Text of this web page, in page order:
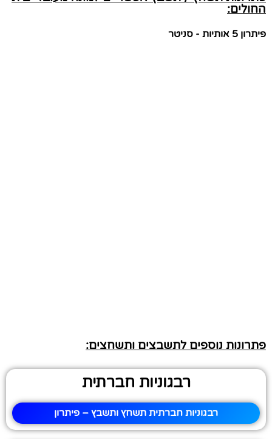
החולים:
פיתרון 5 אותיות - סניטר
פתרונות נוספים לתשבצים ותשחצים:
רבגוניות חברתית
רבגוניות חברתית תשחץ ותשבץ – פיתרון